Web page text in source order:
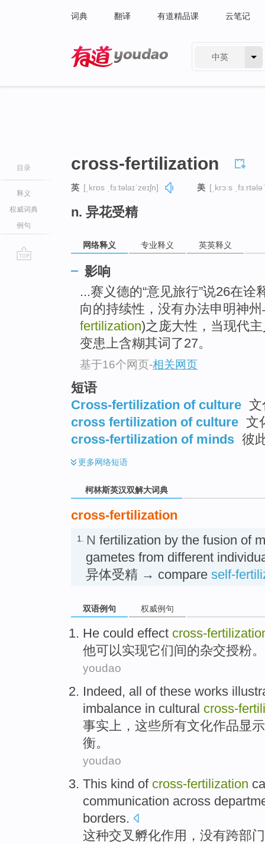
词典 翻译 有道精品课 云笔记
中英
目录
释义
权威词典
例句
cross-fertilization
英 [ˌkrɒs ˌfɜːtəlaɪˈzeɪʃn] 美 [ˌkrɔːs
n. 异花受精
网络释义 专业释义 英英释义
影响
...赛义德的“意见旅行”说26在
向的持续性，没有办法申明神
fertilization)之庞大性，当现代
变患上含糊其词了27。
基于16个网页-相关网页
短语
Cross-fertilization of culture 文
cross fertilization of culture 文
cross-fertilization of minds 彼
更多网络短语
柯林斯英汉双解大词典
cross-fertilization
1. N fertilization by the fusion of
gametes from different
异体受精 → compare self-
双语例句 权威例句
He could effect cross-
他可以实现它们间的杂交授粉。
youdao
Indeed, all of these works
imbalance in cultural cross-
事实上 ， 这些所有文化作品显
衡。
youdao
This kind of cross-fertilization
communication across
borders.
这种交叉 孵化作用， 没有跨部门